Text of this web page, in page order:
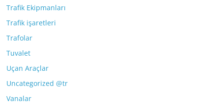
Trafik Ekipmanları
Trafik işaretleri
Trafolar
Tuvalet
Uçan Araçlar
Uncategorized @tr
Vanalar